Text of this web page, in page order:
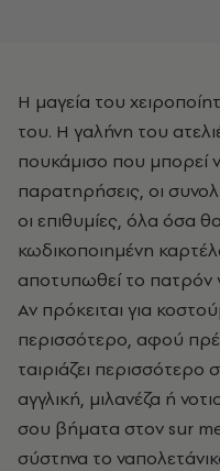
Η μαγεία του χειροποίητου, όμως, είναι η διαδικασία
του. Η γαλήνη του
πουκάμισο που μπορεί
παρατηρήσεις, οι
οι επιθυμίες, όλα όσα
κωδικοποιημένη
αποτυπωθεί το πατρόν
Αν πρόκειται για
περισσότερο, αφού
ταιριάζει περισσότερο
αγγλική, μιλανέζα ή
σου βήματα στον sur
σύστηνα το